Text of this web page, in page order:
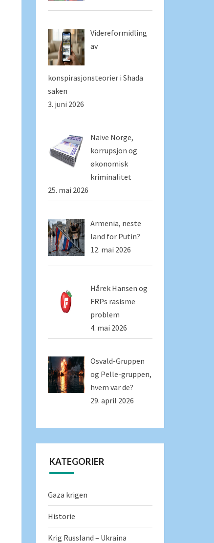
Videreformidling
av
konspirasjonsteorier i Shada
saken
3. juni 2026
Naive Norge,
korrupsjon og
økonomisk
kriminalitet
25. mai 2026
Armenia, neste
land for Putin?
12. mai 2026
Hårek Hansen og
FRPs rasisme
problem
4. mai 2026
Osvald-Gruppen
og Pelle-gruppen,
hvem var de?
29. april 2026
KATEGORIER
Gaza krigen
Historie
Krig Russland – Ukraina